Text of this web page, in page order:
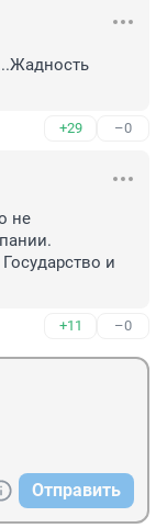
+29 –0
не
и
+11 –0
Отправить